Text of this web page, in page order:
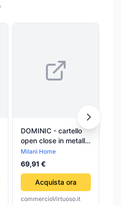
DOMINIC - cartello
open close in metallo
Bianco
Milani Home
69,91 €
Acquista ora
commercioVirtuoso.it